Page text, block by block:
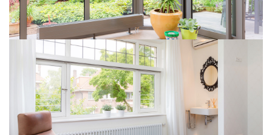
PURMO Ramo Ventil Compact